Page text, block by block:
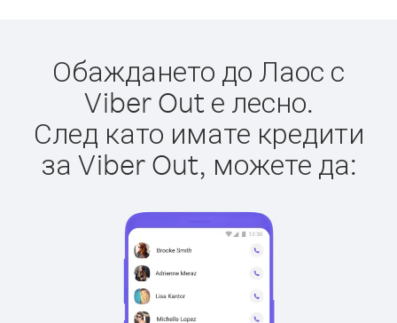
Обаждането до Лаос с
Viber Out е лесно.
След като имате кредити
за Viber Out, можете да: